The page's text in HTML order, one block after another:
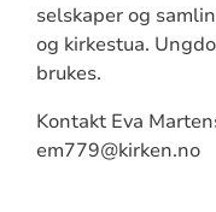
selskaper og
og kirkestua.
brukes.
Kontakt Eva
em779@kirken.no